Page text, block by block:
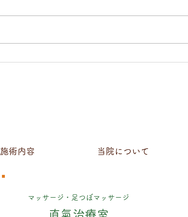
中島みゆき「十二月」
直
施術内容 当院について
マッサージ・足つぼマッサージ
直氣治療室